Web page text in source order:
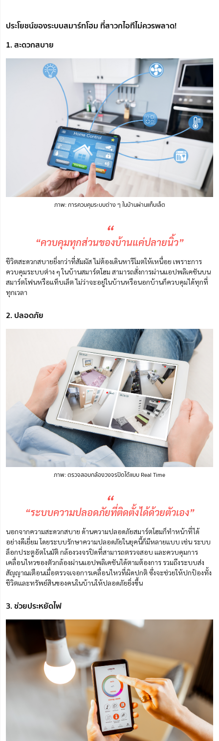
ประโยชน์ของระบบสมาร์ทโฮม ที่สาวกไอทีไม่ควรพลาด!
1. สะดวกสบาย
ภาพ: การควบคุมระบบต่าง ๆ ในบ้านผ่านแท็บเล็ต
“
“ควบคุมทุกส่วนของบ้านแค่ปลายนิ้ว”
ชีวิตสะดวกสบายยิ่งกว่าที่สัมผัส ไม่ต้องเดินหารีโมตให้เหนื่อย เพราะการ
ควบคุมระบบต่าง ๆ ในบ้านสมาร์ตโฮม สามารถสั่งการผ่านแอปพลิเคชันบน
สมาร์ตโฟนหรือแท็บเล็ต ไม่ว่าจะอยู่ในบ้านหรือนอกบ้านก็ควบคุมได้ทุกที่
ทุกเวลา
2. ปลอดภัย
ภาพ: ตรวจสอบกล้องวงจรปิดได้แบบ Real Time
“
“ระบบความปลอดภัยที่ติดตั้งได้ด้วยตัวเอง”
นอกจากความสะดวกสบาย ด้านความปลอดภัยสมาร์ตโฮมก็ทำหน้าที่ได้
อย่างดีเยี่ยม โดยระบบรักษาความปลอดภัยในยุคนี้ก็มีหลายแบบ เช่น ระบบ
ล็อกประตูอัตโนมัติ กล้องวงจรปิดที่สามารถตรวจสอบ และควบคุมการ
เคลื่อนไหวของตัวกล้องผ่านแอปพลิเคชันได้ตามต้องการ รวมถึงระบบส่ง
สัญญาณเตือนเมื่อตรวจเจอการเคลื่อนไหวที่ผิดปกติ ซึ่งจะช่วยให้ปกป้องทั้ง
ชีวิตและทรัพย์สินของคนในบ้านให้ปลอดภัยยิ่งขึ้น
3. ช่วยประหยัดไฟ